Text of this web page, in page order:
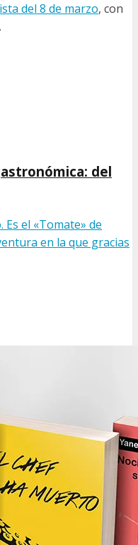
del 8 de marzo, con
del
el «Tomate» de
en la que gracias